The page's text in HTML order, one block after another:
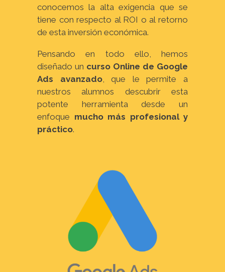
conocemos la alta exigencia que se
tiene con respecto al ROI o al retorno
de esta inversión económica.
Pensando en todo ello, hemos
diseñado un curso Online de Google
Ads avanzado, que le permite a
nuestros alumnos descubrir esta
potente herramienta desde un
enfoque mucho más profesional y
práctico.